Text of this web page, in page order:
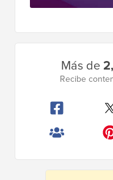
Más de
Recibe